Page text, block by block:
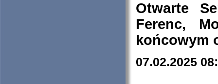
Otwarte
Ferenc,
końcowym
07.02.2025